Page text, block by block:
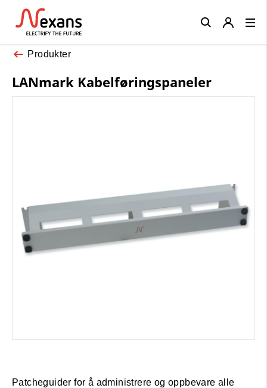
Produkter
LANmark Kabelføringspaneler
Patcheguider for å administrere og oppbevare alle
Close